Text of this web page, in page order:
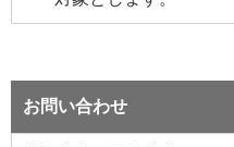
お問い合わせ